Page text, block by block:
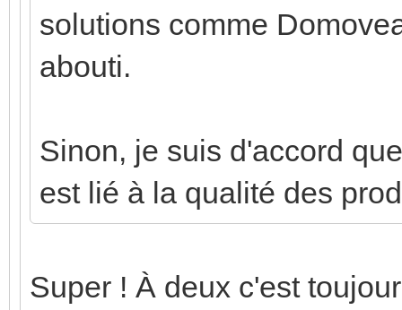
solutions comme
abouti.
Sinon, je suis d'accord
est lié à la qualité des
Super ! À deux c'est